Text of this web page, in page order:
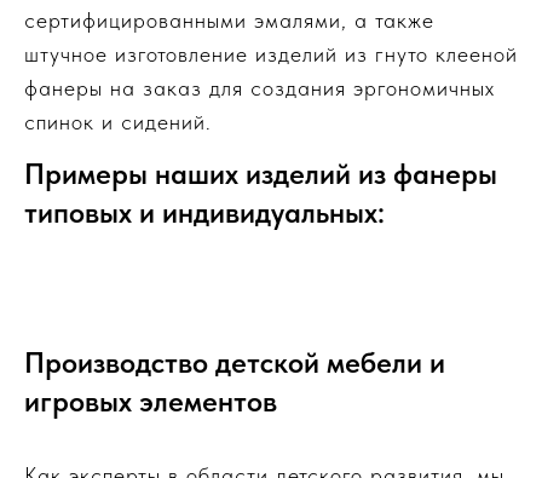
сертифицированными эмалями, а также
штучное изготовление изделий из гнуто клееной
фанеры на заказ для создания эргономичных
спинок и сидений.
Примеры наших изделий из фанеры
типовых и индивидуальных:
Производство детской мебели и
игровых элементов